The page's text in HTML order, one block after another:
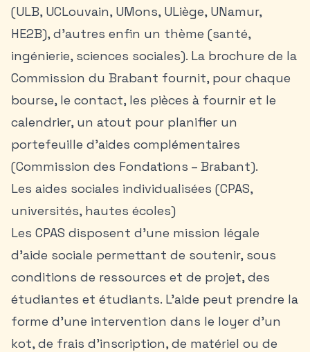
(ULB, UCLouvain, UMons, ULiège, UNamur,
HE2B), d’autres enfin un thème (santé,
ingénierie, sciences sociales). La brochure de la
Commission du Brabant fournit, pour chaque
bourse, le contact, les pièces à fournir et le
calendrier, un atout pour planifier un
portefeuille d’aides complémentaires
(Commission des Fondations – Brabant).
Les aides sociales individualisées (CPAS,
universités, hautes écoles)
Les CPAS disposent d’une mission légale
d’aide sociale permettant de soutenir, sous
conditions de ressources et de projet, des
étudiantes et étudiants. L’aide peut prendre la
forme d’une intervention dans le loyer d’un
kot, de frais d’inscription, de matériel ou de